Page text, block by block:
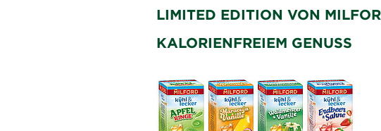
LIMITED EDITION VON
KALORIENFREIEM GENUSS